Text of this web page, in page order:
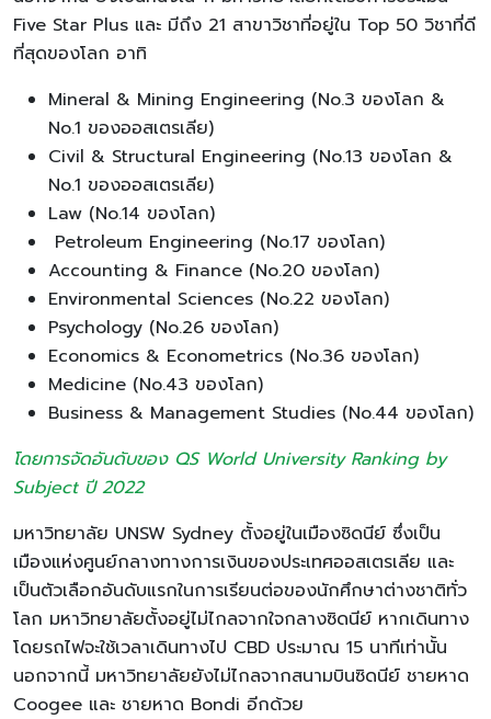
Five Star Plus และ มีถึง 21 สาขาวิชาที่อยู่ใน Top 50 วิชาที่ดี
ที่สุดของโลก อาทิ
Mineral & Mining Engineering (No.3 ของโลก &
No.1 ของออสเตรเลีย)
Civil & Structural Engineering (No.13 ของโลก &
No.1 ของออสเตรเลีย)
Law (No.14 ของโลก)
Petroleum Engineering (No.17 ของโลก)
Accounting & Finance (No.20 ของโลก)
Environmental Sciences (No.22 ของโลก)
Psychology (No.26 ของโลก)
Economics & Econometrics (No.36 ของโลก)
Medicine (No.43 ของโลก)
Business & Management Studies (No.44 ของโลก)
โดยการจัดอันดับของ QS World University Ranking by
Subject ปี 2022
มหาวิทยาลัย UNSW Sydney ตั้งอยู่ในเมืองซิดนีย์ ซึ่งเป็น
เมืองแห่งศูนย์กลางทางการเงินของประเทศออสเตรเลีย และ
เป็นตัวเลือกอันดับแรกในการเรียนต่อของนักศึกษาต่างชาติทั่ว
โลก มหาวิทยาลัยตั้งอยู่ไม่ไกลจากใจกลางซิดนีย์ หากเดินทาง
โดยรถไฟจะใช้เวลาเดินทางไป CBD ประมาณ 15 นาทีเท่านั้น
นอกจากนี้ มหาวิทยาลัยยังไม่ไกลจากสนามบินซิดนีย์ ชายหาด
Coogee และ ชายหาด Bondi อีกด้วย